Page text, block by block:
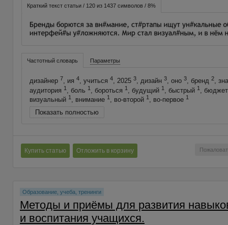
Краткий текст статьи / 120 из 1437 символов / 8%
Частотный словарь Параметры
дизайнер 7, ия 4, учиться 4, 2025 3, дизайн 3, оно 3, бренд 2,
аудитория 1, боль 1, бороться 1, будущий 1, быстрый 1,
визуальный 1, внимание 1, во-второй 1, во-первое 1
Показать полностью
Купить статью Отложить в корзину
Образование, учеба, тренинги
Методы и приёмы для развития
и воспитания учащихся.